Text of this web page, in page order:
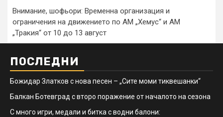
Внимание, шофьори: Временна организация и
ограничения на движението по АМ „Хемус“ и АМ
„Тракия“ от 10 до 13 август
ПОСЛЕДНИ
Божидар Златков с нова песен – „Сите моми тиквешанки“
Балкан Ботевград с второ поражение от началото на сезона
С много игри, медали и битка с водни балони: